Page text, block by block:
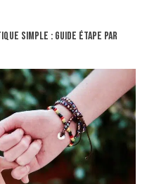
Simple : Guide Étape par